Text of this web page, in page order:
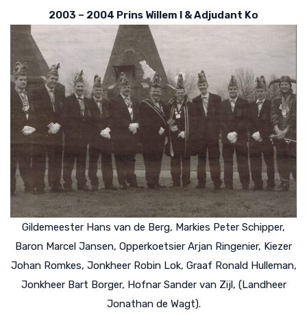
2003 – 2004 Prins Willem I & Adjudant Ko
Gildemeester Hans van de Berg, Markies Peter Schipper,
Baron Marcel Jansen, Opperkoetsier Arjan Ringenier, Kiezer
Johan Romkes, Jonkheer Robin Lok, Graaf Ronald Hulleman,
Jonkheer Bart Borger, Hofnar Sander van Zijl, (Landheer
Jonathan de Wagt).